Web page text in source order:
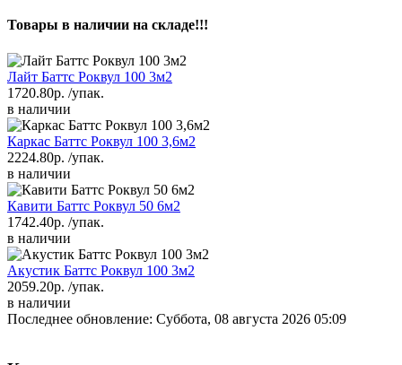
Товары в наличии на складе!!!
Лайт Баттс Роквул 100 3м2
1720.80р. /упак.
в наличии
Каркас Баттс Роквул 100 3,6м2
2224.80р. /упак.
в наличии
Кавити Баттс Роквул 50 6м2
1742.40р. /упак.
в наличии
Акустик Баттс Роквул 100 3м2
2059.20р. /упак.
в наличии
Последнее обновление: Суббота, 08 августа 2026 05:09